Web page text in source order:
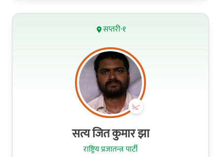
सप्तरी-१
सत्य जित कुमार झा
राष्ट्रिय प्रजातन्त्र पार्टी